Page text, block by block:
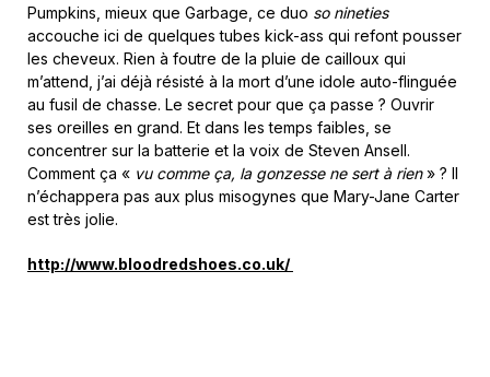
Pumpkins, mieux que Garbage, ce duo so nineties
accouche ici de quelques tubes kick-ass qui refont pousser
les cheveux. Rien à foutre de la pluie de cailloux qui
m’attend, j’ai déjà résisté à la mort d’une idole auto-flinguée
au fusil de chasse. Le secret pour que ça passe ? Ouvrir
ses oreilles en grand. Et dans les temps faibles, se
concentrer sur la batterie et la voix de Steven Ansell.
Comment ça « vu comme ça, la gonzesse ne sert à rien» ? Il
n’échappera pas aux plus misogynes que Mary-Jane Carter
est très jolie.
http://www.bloodredshoes.co.uk/